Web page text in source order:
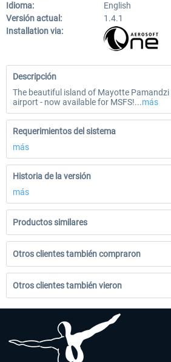
Idioma:
English
Versión actual:
1.4.1
Installation via:
Descripción
The beautiful island of Mayotte
airport - now available for MSFS!...más
Requerimientos del sistema
más
Historia de la versión
más
Productos similares
Otros clientes también compraron
Otros clientes también vieron